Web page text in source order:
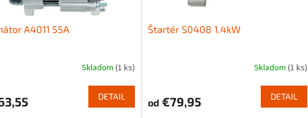
A4011 55A
Skladom (1 ks)
DETAIL
Štartér S0408 1.4kW
Skladom (1 ks)
od €79,95 DETAIL